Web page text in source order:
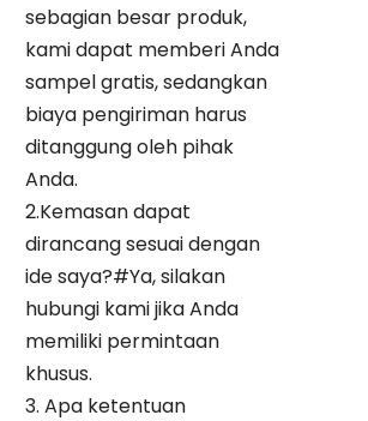
sebagian besar produk,
kami dapat memberi Anda
sampel gratis, sedangkan
biaya pengiriman harus
ditanggung oleh pihak
Anda.
2.Kemasan dapat
dirancang sesuai dengan
ide saya?#Ya, silakan
hubungi kami jika Anda
memiliki permintaan
khusus.
3. Apa ketentuan